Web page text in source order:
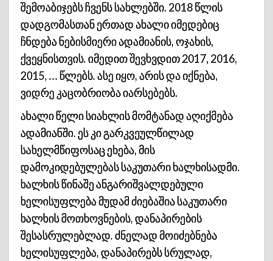
შემოაბიჯებს ჩვენს სახლებში. 2018 წლის
დადგომასთან ერთად ახალი იმედებიც
ჩნდება ნებისმიერი ადამიანის, ოჯახის,
ქვეყნისთვის. იმედით შევხვდით 2017, 2016,
2015, … წლებს. ასე იყო, არის და იქნება,
ვიდრე კაცობრიობა იარსებებს.
ახალი წელი სიახლის მომტანად აღიქმება
ადამიანში. ეს კი გარკვეულწილად
სახელმწიფოსაც ეხება, მის
დამოკიდებულებას საკუთარი ხალხისადმი.
ხალხის წინაშე ანგარიშვალდებული
ხელისუფლება მუდამ ძიებაშია საკუთარი
ხალხის მოთხოვნების, დანაპირების
შესასრულებლად. ძნელად მოიძებნება
ხელისუფლება, დანაპირებს სრულად,